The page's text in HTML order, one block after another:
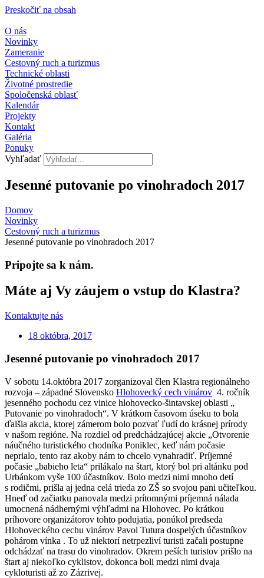
Preskočiť na obsah
O nás
Novinky
Zameranie
Cestovný ruch a turizmus
Technické oblasti
Životné prostredie
Spoločenská oblasť
Kalendár
Projekty
Kontakt
Galéria
Ponuky
Vyhľadať
Jesenné putovanie po vinohradoch 2017
Domov
Novinky
Cestovný ruch a turizmus​
Jesenné putovanie po vinohradoch 2017
Pripojte sa k nám.
Máte aj Vy záujem o vstup do Klastra?
Kontaktujte nás
18 októbra, 2017
Jesenné putovanie po vinohradoch 2017
V sobotu 14.októbra 2017 zorganizoval člen Klastra regionálneho
rozvoja – západné Slovensko Hlohovecký cech vinárov 4. ročník
jesenného pochodu cez vinice hlohovecko-šintavskej oblasti „
Putovanie po vinohradoch“. V krátkom časovom úseku to bola
ďalšia akcia, ktorej zámerom bolo pozvať ľudí do krásnej prírody
v našom regióne. Na rozdiel od predchádzajúcej akcie „Otvorenie
náučného turistického chodníka Poniklec, keď nám počasie
neprialo, tento raz akoby nám to chcelo vynahradiť. Príjemné
počasie „babieho leta“ prilákalo na štart, ktorý bol pri altánku pod
Urbánkom vyše 100 účastníkov. Bolo medzi nimi mnoho detí
s rodičmi, prišla aj jedna celá trieda zo ZŠ so svojou pani učiteľkou.
Hneď od začiatku panovala medzi prítomnými príjemná nálada
umocnená nádhernými výhľadmi na Hlohovec. Po krátkou
príhovore organizátorov tohto podujatia, ponúkol predseda
Hlohoveckého cechu vinárov Pavol Tutura dospelých účastníkov
pohárom vínka . To už niektorí netrpezliví turisti začali postupne
odchádzať na trasu do vinohradov. Okrem peších turistov prišlo na
štart aj niekoľko cyklistov, dokonca boli medzi nimi dvaja
cykloturisti až zo Zázrivej.